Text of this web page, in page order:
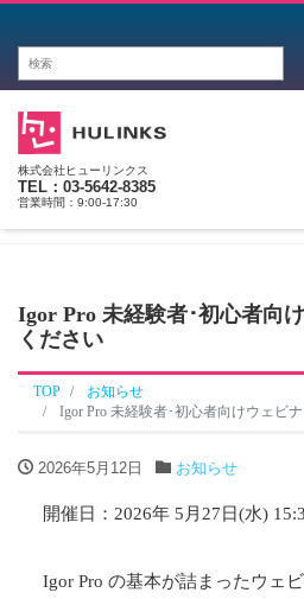
株式会社ヒューリンクス
TEL：03-5642-8385
営業時間：9:00-17:30
Igor Pro 未経験者･初心者向
ください
TOP
お知らせ
Igor Pro 未経験者･初心者向けウェビ
2026年5月12日 お知らせ
開催日：2026年 5月27日(水)
Igor Pro の基本が詰まったウェビ